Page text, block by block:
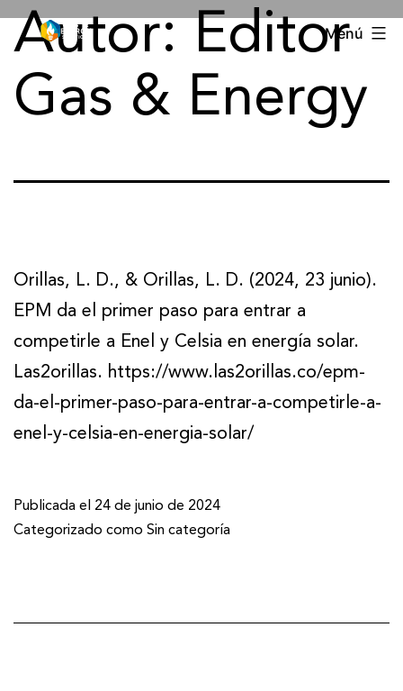
Menú
Autor:Editor
Gas & Energy
Orillas, L. D., & Orillas, L. D. (2024, 23 junio).
EPM da el primer paso para entrar a
competirle a Enel y Celsia en energía solar.
Las2orillas. https://www.las2orillas.co/epm-
da-el-primer-paso-para-entrar-a-competirle-a-
enel-y-celsia-en-energia-solar/
Publicada el 24 de junio de 2024
Categorizado como Sin categoría